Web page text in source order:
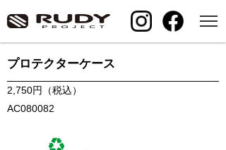
プロテクターケース
2,750円（税込）
AC080082